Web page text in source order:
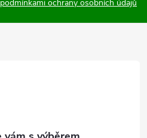
podmínkami ochrany osobních údajů